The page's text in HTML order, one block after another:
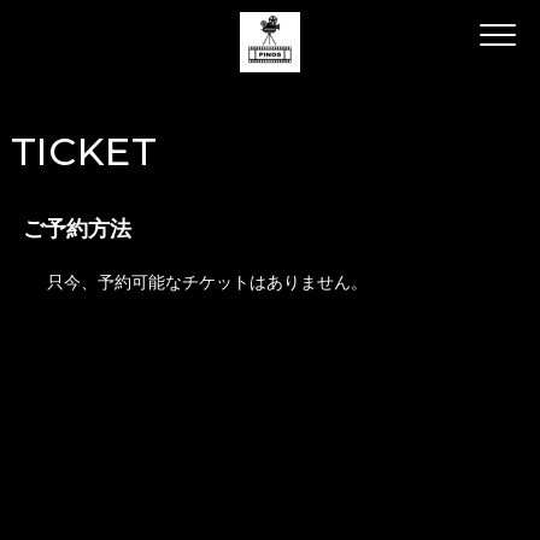
TICKET
ご予約方法
只今、予約可能なチケットはありません。